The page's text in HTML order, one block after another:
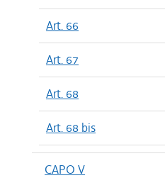
Art. 66
Art. 67
Art. 68
Art. 68 bis
CAPO V